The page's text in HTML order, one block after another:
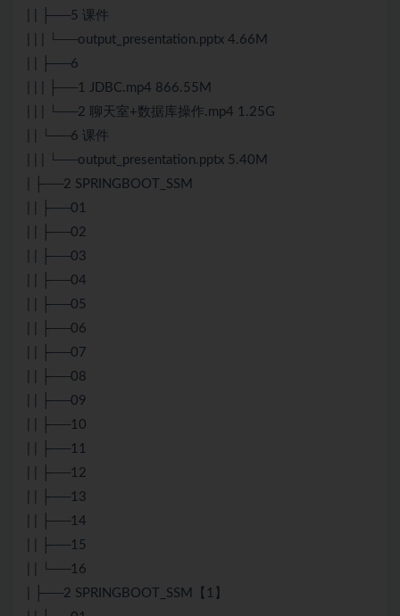
| | ├──5 课件
| | | └──output_presentation.pptx 4.66M
| | ├──6
| | | ├──1 JDBC.mp4 866.55M
| | | └──2 聊天室+数据库操作.mp4 1.25G
| | └──6 课件
| | | └──output_presentation.pptx 5.40M
| ├──2 SPRINGBOOT_SSM
| | ├──01
| | ├──02
| | ├──03
| | ├──04
| | ├──05
| | ├──06
| | ├──07
| | ├──08
| | ├──09
| | ├──10
| | ├──11
| | ├──12
| | ├──13
| | ├──14
| | ├──15
| | └──16
| ├──2 SPRINGBOOT_SSM【1】